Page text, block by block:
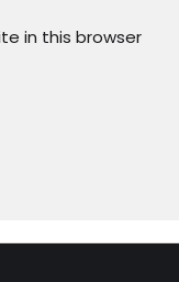
in this browser